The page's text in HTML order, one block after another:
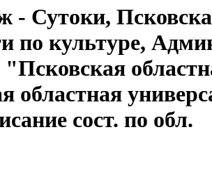
- Сутоки,
по культуре,
областная
сост. по обл.